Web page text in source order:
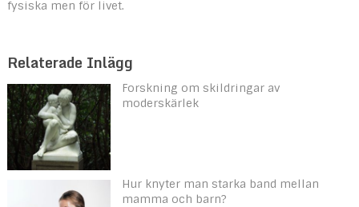
fysiska men för livet.
Relaterade Inlägg
Forskning om skildringar av
moderskärlek
Hur knyter man starka band mellan
mamma och barn?